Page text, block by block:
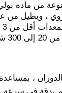
من مادة
، ويطيل
،